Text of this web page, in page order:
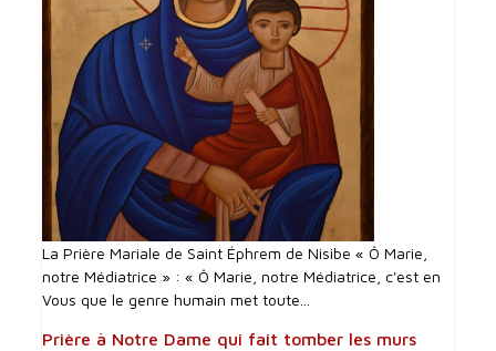
La Prière Mariale de Saint Éphrem de Nisibe « Ô Marie,
notre Médiatrice » : « Ô Marie, notre Médiatrice, c'est en
Vous que le genre humain met toute...
Prière à Notre Dame qui fait tomber les murs